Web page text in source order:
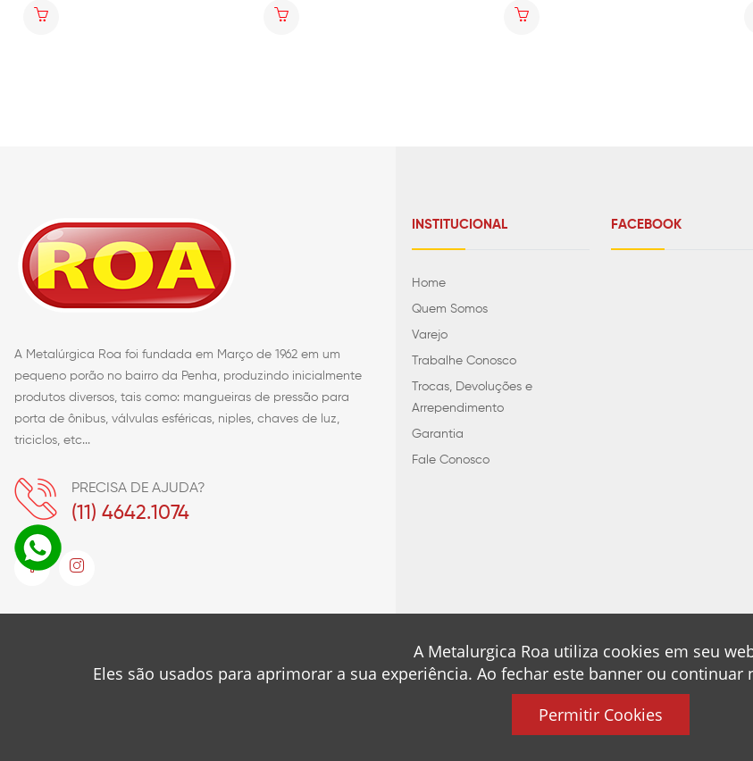
A Metalúrgica Roa foi fundada em Março de 1962 em um
pequeno porão no bairro da Penha, produzindo inicialmente
produtos diversos, tais como: mangueiras de pressão para
porta de ônibus, válvulas esféricas, niples, chaves de luz,
triciclos, etc...
PRECISA DE AJUDA?
(11) 4642.1074
INSTITUCIONAL
Home
Quem Somos
Varejo
Trabalhe Conosco
Trocas, Devoluções e
Arrependimento
Garantia
Fale Conosco
FACEBOOK
A Metalurgica Roa utiliza cookies em seu
Eles são usados para aprimorar a sua experiência. Ao fechar este banner ou
Permitir Cookies